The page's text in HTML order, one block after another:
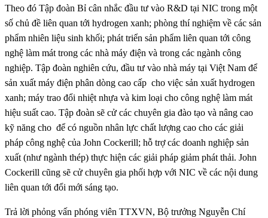
Theo đó Tập đoàn Bỉ cân nhắc đầu tư vào R&D tại NIC trong một
số chủ đề liên quan tới hydrogen xanh; phòng thí nghiệm về các sản
phẩm nhiên liệu sinh khối; phát triển sản phẩm liên quan tới công
nghệ làm mát trong các nhà máy điện và trong các ngành công
nghiệp. Tập đoàn nghiên cứu, đầu tư vào nhà máy tại Việt Nam để
sản xuất máy điện phân dòng cao cấp cho việc sản xuất hydrogen
xanh; máy trao đổi nhiệt nhựa và kim loại cho công nghệ làm mát
hiệu suất cao. Tập đoàn sẽ cử các chuyên gia đào tạo và nâng cao
kỹ năng cho để có nguồn nhân lực chất lượng cao cho các giải
pháp công nghệ của John Cockerill; hỗ trợ các doanh nghiệp sản
xuất (như ngành thép) thực hiện các giải pháp giảm phát thải. John
Cockerill cũng sẽ cử chuyên gia phối hợp với NIC về các nội dung
liên quan tới đổi mới sáng tạo.
Trả lời phỏng vấn phóng viên TTXVN, Bộ trưởng Nguyễn Chí